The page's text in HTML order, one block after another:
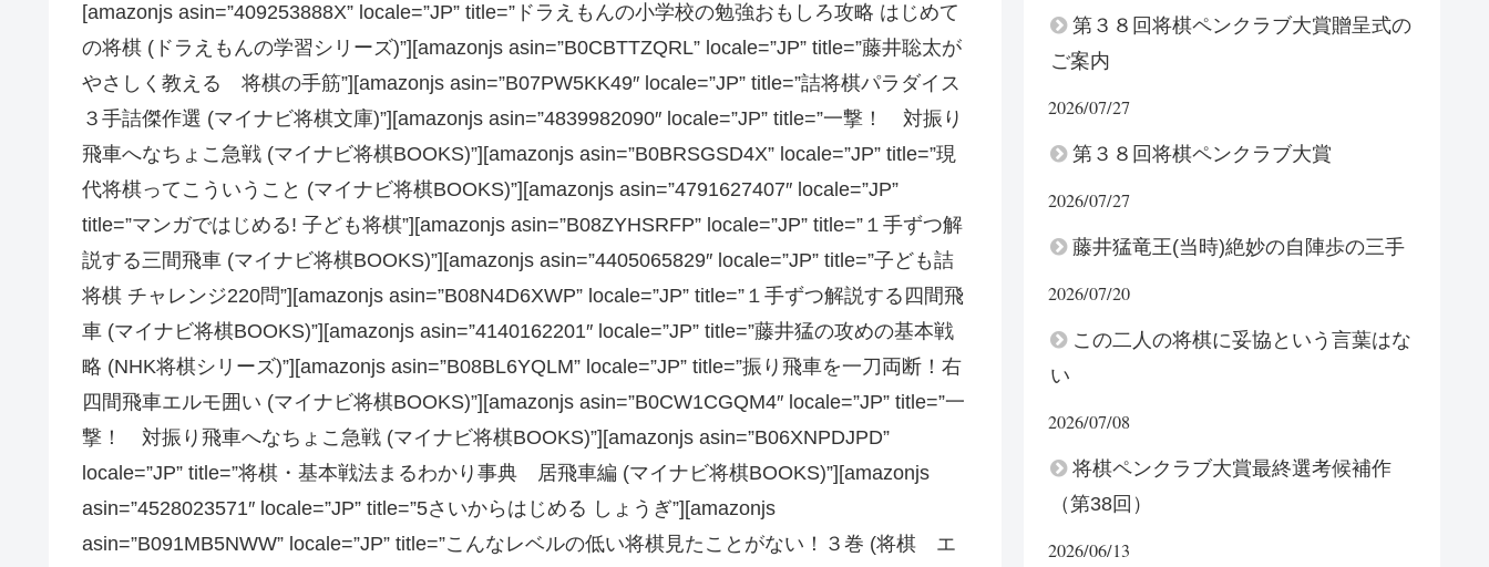
[amazonjs asin=”409253888X” locale=”JP” title=”ドラえもんの小学校の勉強おもしろ攻略 はじめて
の将棋 (ドラえもんの学習シリーズ)”][amazonjs asin=”B0CBTTZQRL” locale=”JP” title=”藤井聡太が
やさしく教える 将棋の手筋”][amazonjs asin=”B07PW5KK49″ locale=”JP” title=”詰将棋パラダイス
３手詰傑作選 (マイナビ将棋文庫)”][amazonjs asin=”4839982090″ locale=”JP” title=”一撃！ 対振り
飛車へなちょこ急戦 (マイナビ将棋BOOKS)”][amazonjs asin=”B0BRSGSD4X” locale=”JP” title=”現
代将棋ってこういうこと (マイナビ将棋BOOKS)”][amazonjs asin=”4791627407″ locale=”JP”
title=”マンガではじめる! 子ども将棋”][amazonjs asin=”B08ZYHSRFP” locale=”JP” title=”１手ずつ解
説する三間飛車 (マイナビ将棋BOOKS)”][amazonjs asin=”4405065829″ locale=”JP” title=”子ども詰
将棋 チャレンジ220問”][amazonjs asin=”B08N4D6XWP” locale=”JP” title=”１手ずつ解説する四間飛
車 (マイナビ将棋BOOKS)”][amazonjs asin=”4140162201″ locale=”JP” title=”藤井猛の攻めの基本戦
略 (NHK将棋シリーズ)”][amazonjs asin=”B08BL6YQLM” locale=”JP” title=”振り飛車を一刀両断！右
四間飛車エルモ囲い (マイナビ将棋BOOKS)”][amazonjs asin=”B0CW1CGQM4″ locale=”JP” title=”一
撃！ 対振り飛車へなちょこ急戦 (マイナビ将棋BOOKS)”][amazonjs asin=”B06XNPDJPD”
locale=”JP” title=”将棋・基本戦法まるわかり事典 居飛車編 (マイナビ将棋BOOKS)”][amazonjs
asin=”4528023571″ locale=”JP” title=”5さいからはじめる しょうぎ”][amazonjs
asin=”B091MB5NWW” locale=”JP” title=”こんなレベルの低い将棋見たことがない！３巻 (将棋 エ
第３８回将棋ペンクラブ大賞贈呈式の
ご案内
2026/07/27
第３８回将棋ペンクラブ大賞
2026/07/27
藤井猛竜王(当時)絶妙の自陣歩の三手
2026/07/20
この二人の将棋に妥協という言葉はな
い
2026/07/08
将棋ペンクラブ大賞最終選考候補作
（第38回）
2026/06/13